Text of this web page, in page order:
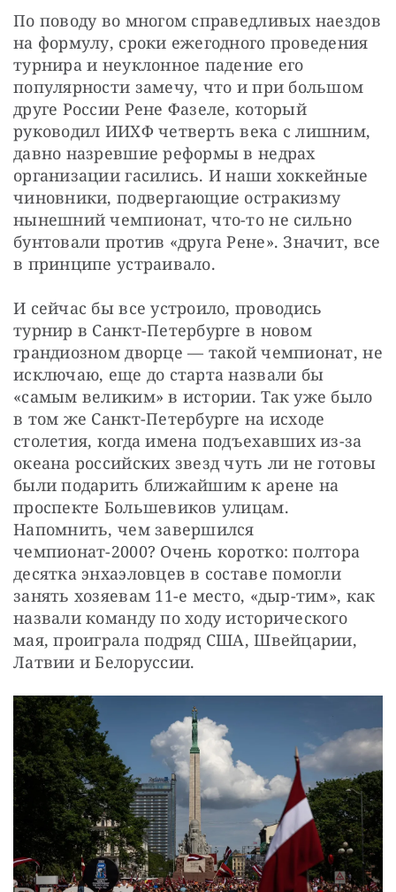
По поводу во многом справедливых наездов
на формулу, сроки ежегодного проведения
турнира и неуклонное падение его
популярности замечу, что и при большом
друге России Рене Фазеле, который
руководил ИИХФ четверть века с лишним,
давно назревшие реформы в недрах
организации гасились. И наши хоккейные
чиновники, подвергающие остракизму
нынешний чемпионат, что-то не сильно
бунтовали против «друга Рене». Значит, все
в принципе устраивало.
И сейчас бы все устроило, проводись
турнир в Санкт-Петербурге в новом
грандиозном дворце — такой чемпионат, не
исключаю, еще до старта назвали бы
«самым великим» в истории. Так уже было
в том же Санкт-Петербурге на исходе
столетия, когда имена подъехавших из-за
океана российских звезд чуть ли не готовы
были подарить ближайшим к арене на
проспекте Большевиков улицам.
Напомнить, чем завершился
чемпионат-2000? Очень коротко: полтора
десятка энхаэловцев в составе помогли
занять хозяевам 11-е место, «дыр-тим», как
назвали команду по ходу исторического
мая, проиграла подряд США, Швейцарии,
Латвии и Белоруссии.